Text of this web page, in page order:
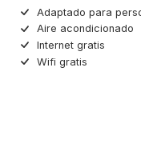
Adaptado para
Aire acondicionado
Internet gratis
Wifi gratis